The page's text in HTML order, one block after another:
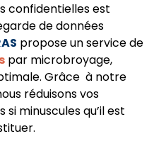
confidentielles est
de données
propose un service de
par microbroyage,
Grâce à notre
réduisons vos
minuscules qu’il est